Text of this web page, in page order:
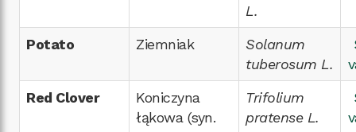
L.
Potato Ziemniak
Solanum
tuberosum L.
Red Clover
Koniczyna
łąkowa (syn.
Trifolium
pratense L.